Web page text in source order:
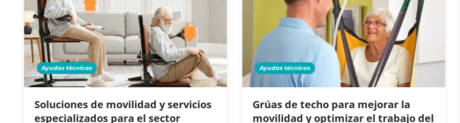
Ayudas técnicas
Soluciones de movilidad y servicios
especializados para el sector
Ayudas técnicas
Grúas de techo para mejorar la
movilidad y optimizar el trabajo del